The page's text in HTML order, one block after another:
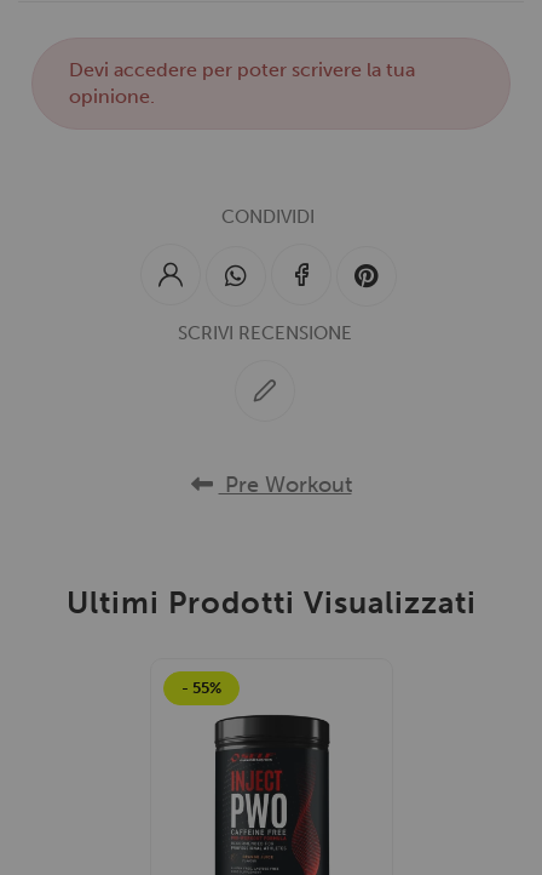
Deviaccedere per poter scrivere la tua
opinione.
CONDIVIDI
SCRIVI RECENSIONE
Pre Workout
Ultimi Prodotti Visualizzati
- 55%